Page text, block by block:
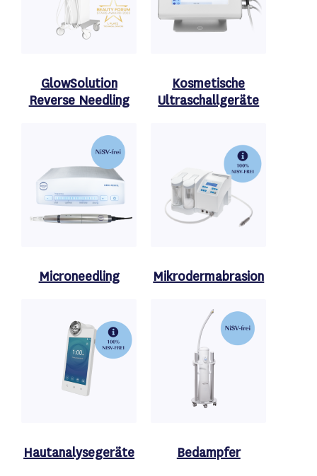
GlowSolution
Reverse Needling
Kosmetische
Ultraschallgeräte
Microneedling Mikrodermabrasion
Hautanalysegeräte Bedampfer